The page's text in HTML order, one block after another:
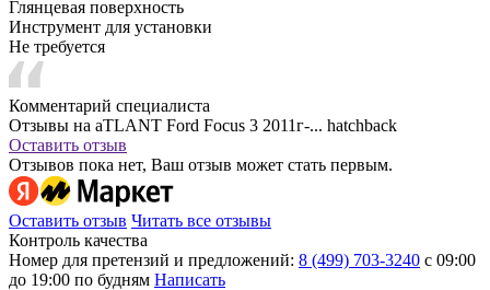
Глянцевая поверхность
Инструмент для установки
Не требуется
Комментарий специалиста
Отзывы на aTLANT Ford Focus 3 2011г-... hatchback
Оставить отзыв
Отзывов пока нет, Ваш отзыв может стать первым.
Оставить отзыв Читать все отзывы
Контроль качества
Номер для претензий и предложений: 8 (499) 703-3240 с 09:00
до 19:00 по будням Написать